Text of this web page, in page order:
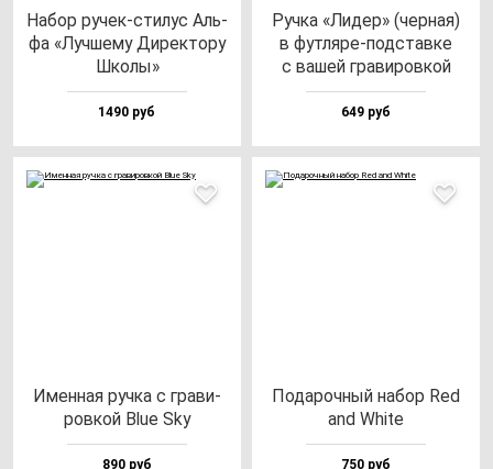
Набор ру­чек-сти­лус Аль­
фа «Луч­ше­му Дирек­то­ру
Шко­лы»
1490 руб
Руч­ка «Лидер» (чер­ная)
в фут­ля­ре-под­став­ке
с ва­шей гра­ви­ров­кой
649 руб
Имен­ная руч­ка с гра­ви­
ров­кой Blue Sky
890 руб
Пода­роч­ный на­бор Red
and Whi­te
750 руб